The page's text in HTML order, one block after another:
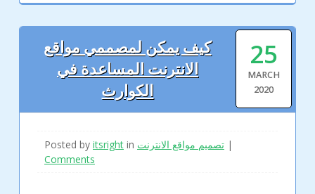
25
MARCH
2020
كيف يمكن لمصممي مواقع
الانترنت المساعدة في
الكوارث
Posted by itsrightin تصميم مواقع الانترنت|
Comments